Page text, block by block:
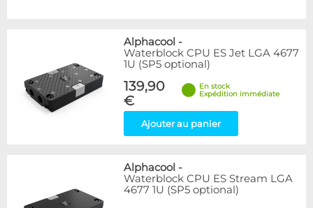
Alphacool -
Waterblock CPU ES Jet LGA 4677
1U (SP5 optional)
139,90
€
En stock
Expédition immédiate
Ajouter au panier
Alphacool -
Waterblock CPU ES Stream LGA
4677 1U (SP5 optional)